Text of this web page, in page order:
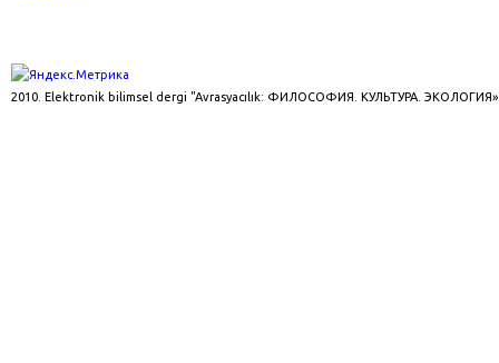
2010. Elektronik bilimsel dergi "Avrasyacılık: ФИЛОСОФИЯ. КУЛЬТУРА. ЭКОЛОГИЯ»